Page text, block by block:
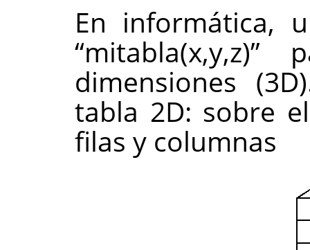
En informática,
“mitabla(x,y,z)”
dimensiones
tabla 2D: sobre
filas y columnas